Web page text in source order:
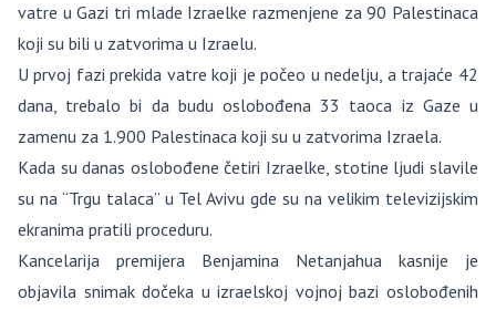
vatre u Gazi tri mlade Izraelke razmenjene za 90 Palestinaca
koji su bili u zatvorima u Izraelu.
U prvoj fazi prekida vatre koji je počeo u nedelju, a trajaće 42
dana, trebalo bi da budu oslobođena 33 taoca iz Gaze u
zamenu za 1.900 Palestinaca koji su u zatvorima Izraela.
Kada su danas oslobođene četiri Izraelke, stotine ljudi slavile
su na “Trgu talaca” u Tel Avivu gde su na velikim televizijskim
ekranima pratili proceduru.
Kancelarija premijera Benjamina Netanjahua kasnije je
objavila snimak dočeka u izraelskoj vojnoj bazi oslobođenih